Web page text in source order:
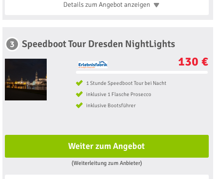
Details zum Angebotanzeigen
3 Speedboot Tour Dresden NightLights
130 €
1 Stunde Speedboot Tour bei Nacht
inklusive 1 Flasche Prosecco
inklusive Bootsführer
Weiter zum Angebot
(Weiterleitung zum Anbieter)